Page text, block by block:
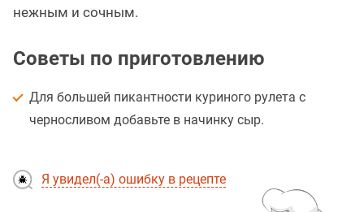
нежным и сочным.
Советы по приготовлению
Для большей пикантности куриного рулета с
черносливом добавьте в начинку сыр.
Я увидел(-а) ошибку в рецепте